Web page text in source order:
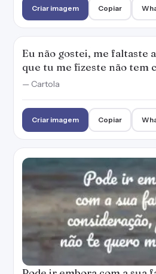
Criar imagem Copiar
Eu não gostei, me faltaste
que tu me fizeste não tem
— Cartola
Criar imagem Copiar